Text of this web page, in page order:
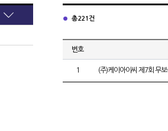
총 221건
번호
1 (주)케이아이씨 제7회 무